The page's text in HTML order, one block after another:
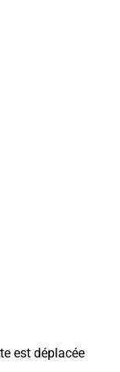
est déplacée